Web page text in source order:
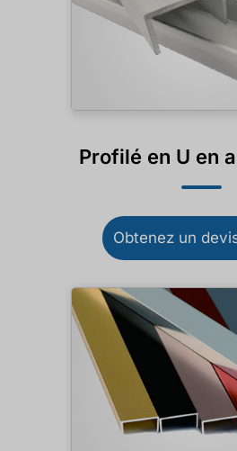
Profilé en U en
Obtenez un